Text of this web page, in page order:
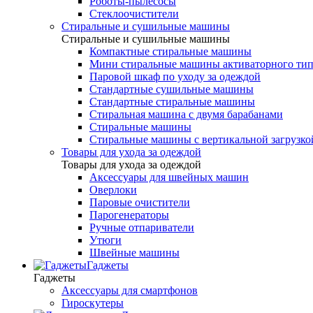
Стеклоочистители
Стиральные и сушильные машины
Стиральные и сушильные машины
Компактные стиральные машины
Мини стиральные машины активаторного
Паровой шкаф по уходу за одеждой
Стандартные сушильные машины
Стандартные стиральные машины
Стиральная машина с двумя барабанами
Стиральные машины
Стиральные машины с вертикальной
Товары для ухода за одеждой
Товары для ухода за одеждой
Аксессуары для швейных машин
Оверлоки
Паровые очистители
Парогенераторы
Ручные отпариватели
Утюги
Швейные машины
Гаджеты
Гаджеты
Аксессуары для смартфонов
Гироскутеры